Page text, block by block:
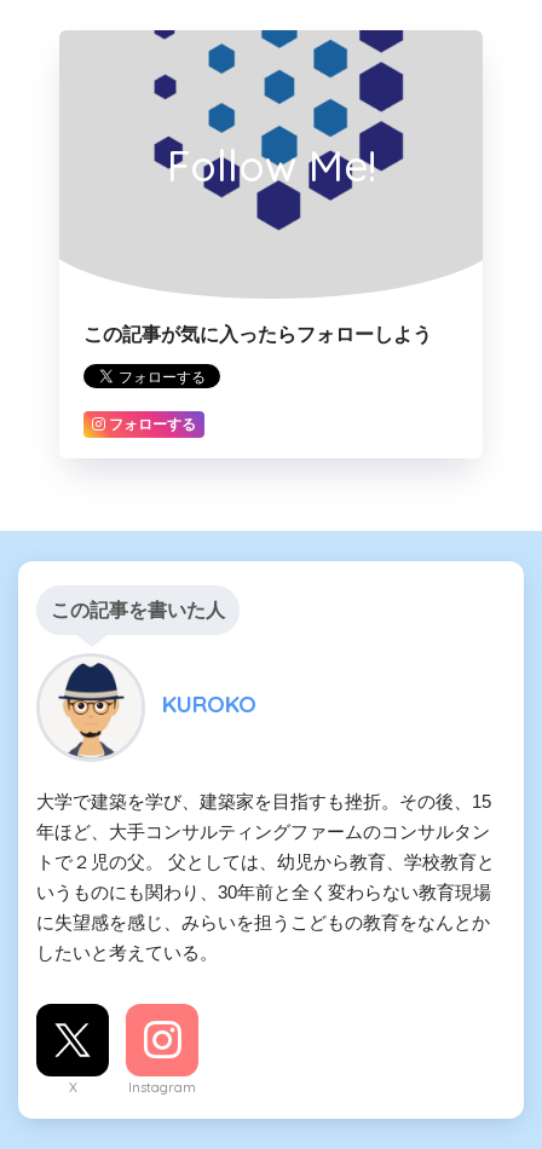
Follow Me!
この記事が気に入ったらフォローしよう
フォローする
この記事を書いた人
KUROKO
大学で建築を学び、建築家を目指すも挫折。その後、15
年ほど、大手コンサルティングファームのコンサルタン
トで２児の父。 父としては、幼児から教育、学校教育と
いうものにも関わり、30年前と全く変わらない教育現場
に失望感を感じ、みらいを担うこどもの教育をなんとか
したいと考えている。
X Instagram